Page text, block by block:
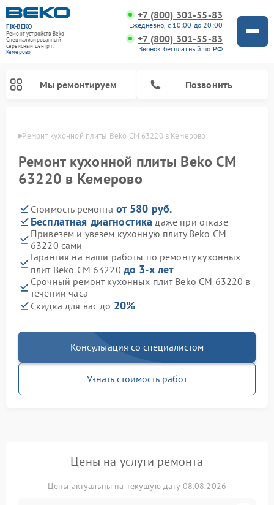
FIX-BEKO
Ремонт устройств Beko
Специализированный
cервисный центр г.
Кемерово
+7 (800) 301-55-83
Ежедневно, с 10:00 до 20:00
+7 (800) 301-55-83
Звонок бесплатный по РФ
Мы ремонтируем Позвонить
Ремонт кухонной плиты Beko CM 63220 в Кемерово
Ремонт кухонной плиты Beko CM
63220 в Кемерово
Стоимость ремонта от 580 руб.
Бесплатная диагностика даже при отказе
Привезем и увезем кухонную плиту Beko CM
63220 сами
Гарантия на наши работы по ремонту кухонных
плит Beko CM 63220 до 3-х лет
Срочный ремонт кухонных плит Beko CM 63220 в
течении часа
Скидка для вас до 20%
Консультация со специалистом
Узнать стоимость работ
Цены на услуги ремонта
Цены актуальны на текущую дату 08.08.2026